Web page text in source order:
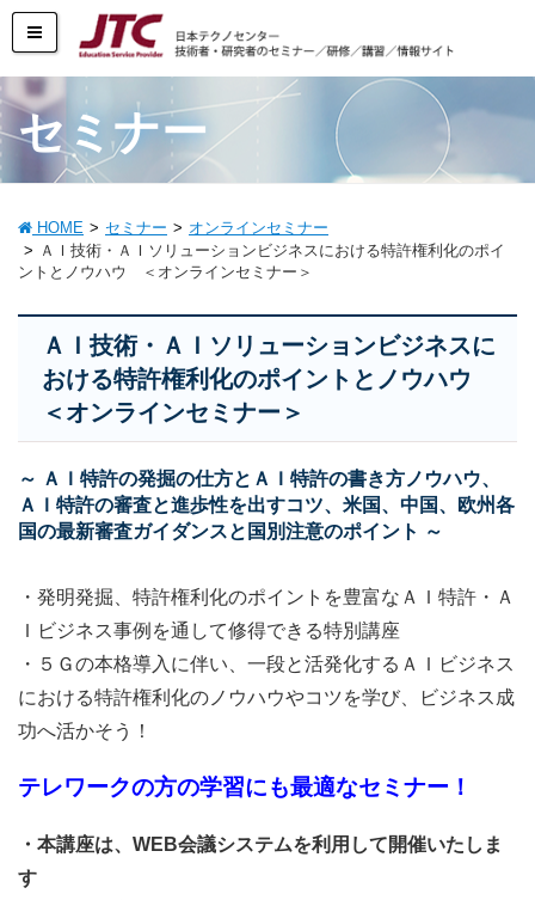
セミナー
HOME セミナー
オンラインセミナー
ＡＩ技術・ＡＩソリューションビジネスにおける特許権利化のポイ
ントとノウハウ ＜オンラインセミナー＞
ＡＩ技術・ＡＩソリューションビジネスに
おける特許権利化のポイントとノウハウ
＜オンラインセミナー＞
～ ＡＩ特許の発掘の仕方とＡＩ特許の書き方ノウハウ、
ＡＩ特許の審査と進歩性を出すコツ、米国、中国、欧州各
国の最新審査ガイダンスと国別注意のポイント ～
・発明発掘、特許権利化のポイントを豊富なＡＩ特許・Ａ
Ｉビジネス事例を通して修得できる特別講座
・５Ｇの本格導入に伴い、一段と活発化するＡＩビジネス
における特許権利化のノウハウやコツを学び、ビジネス成
功へ活かそう！
テレワークの方の学習にも最適なセミナー！
・本講座は、WEB会議システムを利用して開催いたしま
す